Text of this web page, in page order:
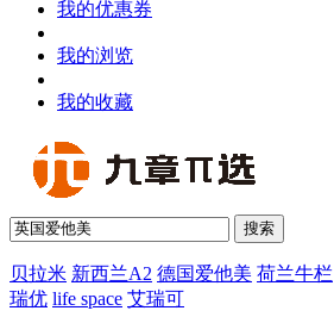
我的优惠券
我的浏览
我的收藏
搜索
贝拉米 新西兰A2 德国爱他美 荷兰牛栏
瑞优 life space 艾瑞可